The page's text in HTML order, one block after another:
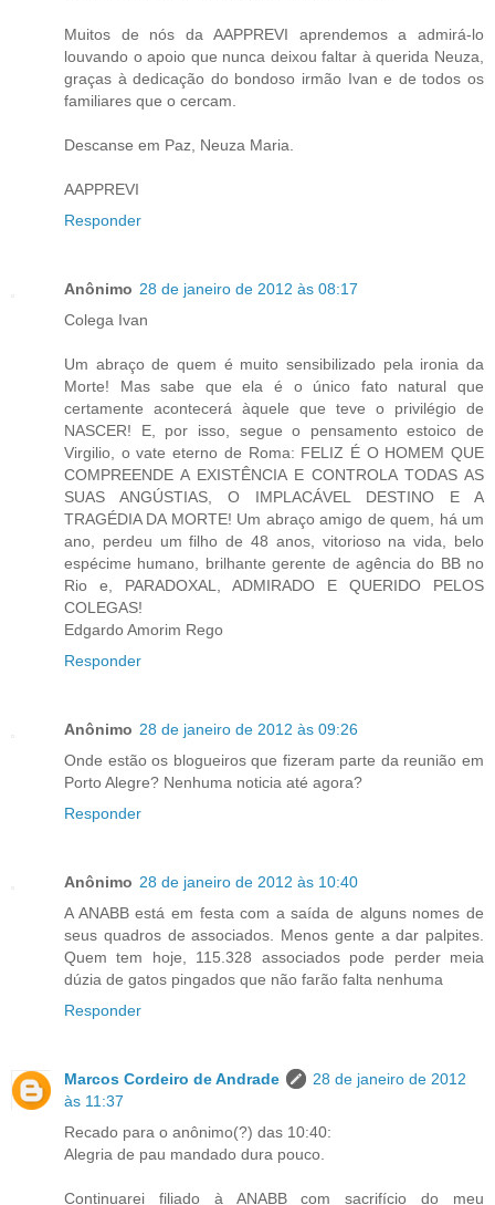
Muitos de nós da AAPPREVI aprendemos a admirá-lo
louvando o apoio que nunca deixou faltar à querida Neuza,
graças à dedicação do bondoso irmão Ivan e de todos os
familiares que o cercam.
Descanse em Paz, Neuza Maria.
AAPPREVI
Responder
Anônimo 28 de janeiro de 2012 às 08:17
Colega Ivan
Um abraço de quem é muito sensibilizado pela ironia da
Morte! Mas sabe que ela é o único fato natural que
certamente acontecerá àquele que teve o privilégio de
NASCER! E, por isso, segue o pensamento estoico de
Virgilio, o vate eterno de Roma: FELIZ É O HOMEM QUE
COMPREENDE A EXISTÊNCIA E CONTROLA TODAS AS
SUAS ANGÚSTIAS, O IMPLACÁVEL DESTINO E A
TRAGÉDIA DA MORTE! Um abraço amigo de quem, há um
ano, perdeu um filho de 48 anos, vitorioso na vida, belo
espécime humano, brilhante gerente de agência do BB no
Rio e, PARADOXAL, ADMIRADO E QUERIDO PELOS
COLEGAS!
Edgardo Amorim Rego
Responder
Anônimo 28 de janeiro de 2012 às 09:26
Onde estão os blogueiros que fizeram parte da reunião em
Porto Alegre? Nenhuma noticia até agora?
Responder
Anônimo 28 de janeiro de 2012 às 10:40
A ANABB está em festa com a saída de alguns nomes de
seus quadros de associados. Menos gente a dar palpites.
Quem tem hoje, 115.328 associados pode perder meia
dúzia de gatos pingados que não farão falta nenhuma
Responder
Marcos Cordeiro de Andrade
28 de janeiro de 2012
às 11:37
Recado para o anônimo(?) das 10:40:
Alegria de pau mandado dura pouco.
Continuarei filiado à ANABB com sacrifício do meu